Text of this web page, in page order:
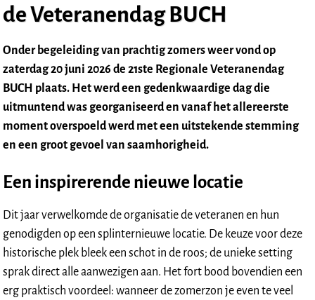
de Veteranendag BUCH
Onder begeleiding van prachtig zomers weer vond op
zaterdag 20 juni 2026 de 21ste Regionale Veteranendag
BUCH plaats. Het werd een gedenkwaardige dag die
uitmuntend was georganiseerd en vanaf het allereerste
moment overspoeld werd met een uitstekende stemming
en een groot gevoel van saamhorigheid.
Een inspirerende nieuwe locatie
Dit jaar verwelkomde de organisatie de veteranen en hun
genodigden op een splinternieuwe locatie. De keuze voor deze
historische plek bleek een schot in de roos; de unieke setting
sprak direct alle aanwezigen aan. Het fort bood bovendien een
erg praktisch voordeel: wanneer de zomerzon je even te veel